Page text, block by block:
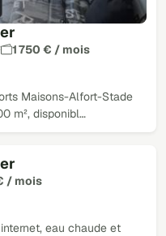
1 750 € / mois
Maisons-Alfort-Stade
m², disponibl…
/ mois
eau chaude et